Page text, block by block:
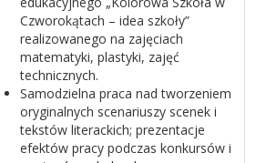
Czworokątach – idea szkoły”
realizowanego na zajęciach
matematyki, plastyki, zajęć
technicznych.
Samodzielna praca nad tworzeniem
oryginalnych scenariuszy scenek i
tekstów literackich; prezentacje
efektów pracy podczas konkursów i